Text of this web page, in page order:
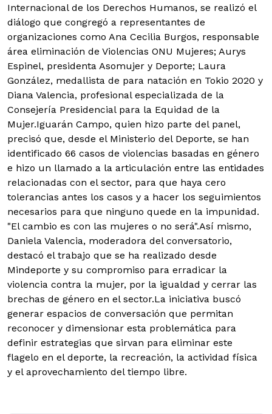
Internacional de los Derechos Humanos, se realizó el
diálogo que congregó a representantes de
organizaciones como Ana Cecilia Burgos, responsable
área eliminación de Violencias ONU Mujeres; Aurys
Espinel, presidenta Asomujer y Deporte; Laura
González, medallista de para natación en Tokio 2020 y
Diana Valencia, profesional especializada de la
Consejería Presidencial para la Equidad de la
Mujer.Iguarán Campo, quien hizo parte del panel,
precisó que, desde el Ministerio del Deporte, se han
identificado 66 casos de violencias basadas en género
e hizo un llamado a la articulación entre las entidades
relacionadas con el sector, para que haya cero
tolerancias antes los casos y a hacer los seguimientos
necesarios para que ninguno quede en la impunidad.
"El cambio es con las mujeres o no será".Así mismo,
Daniela Valencia, moderadora del conversatorio,
destacó el trabajo que se ha realizado desde
Mindeporte y su compromiso para erradicar la
violencia contra la mujer, por la igualdad y cerrar las
brechas de género en el sector.La iniciativa buscó
generar espacios de conversación que permitan
reconocer y dimensionar esta problemática para
definir estrategias que sirvan para eliminar este
flagelo en el deporte, la recreación, la actividad física
y el aprovechamiento del tiempo libre.